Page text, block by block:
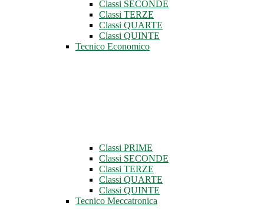
Classi SECONDE
Classi TERZE
Classi QUARTE
Classi QUINTE
Tecnico Economico
Classi PRIME
Classi SECONDE
Classi TERZE
Classi QUARTE
Classi QUINTE
Tecnico Meccatronica